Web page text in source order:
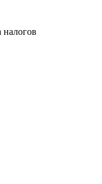
налогов